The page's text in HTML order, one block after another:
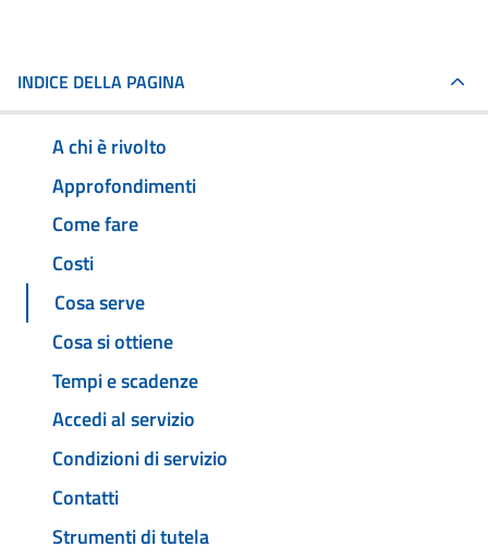
INDICE DELLA PAGINA
A chi è rivolto
Approfondimenti
Come fare
Costi
Cosa serve
Cosa si ottiene
Tempi e scadenze
Accedi al servizio
Condizioni di servizio
Contatti
Strumenti di tutela